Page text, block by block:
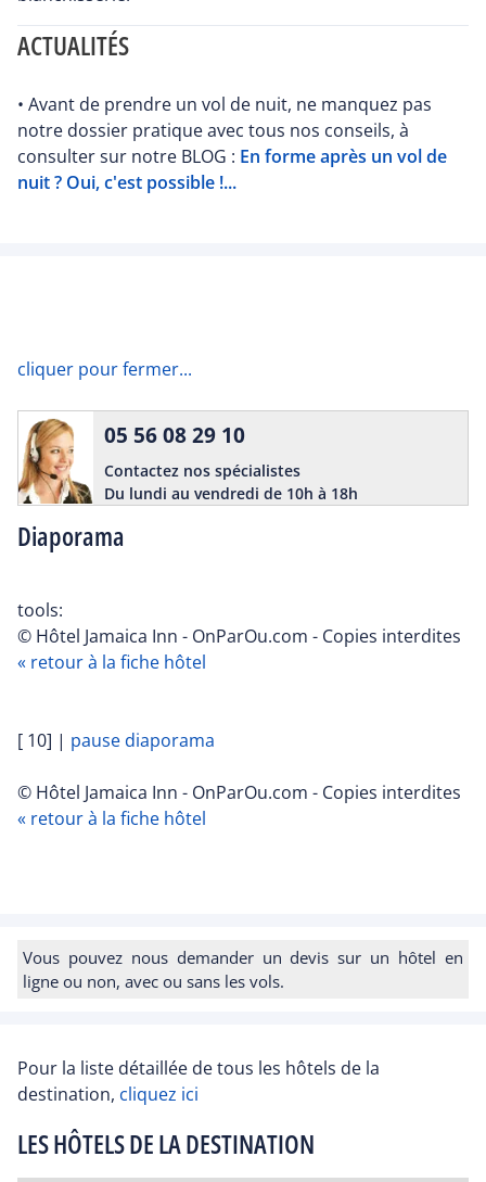
ACTUALITÉS
• Avant de prendre un vol de nuit, ne manquez pas
notre dossier pratique avec tous nos conseils, à
consulter sur notre BLOG : En forme après un vol de
nuit ? Oui, c'est possible !...
cliquer pour fermer...
Diaporama
05 56 08 29 10
Contactez nos spécialistes
Du lundi au vendredi de 10h à 18h
tools:
© Hôtel Jamaica Inn - OnParOu.com - Copies interdites
« retour à la fiche hôtel
[ 10] | pause diaporama
© Hôtel Jamaica Inn - OnParOu.com - Copies interdites
« retour à la fiche hôtel
Vous pouvez nous demander un devis sur un hôtel en
ligne ou non, avec ou sans les vols.
Pour la liste détaillée de tous les hôtels de la
destination, cliquez ici
LES HÔTELS DE LA DESTINATION